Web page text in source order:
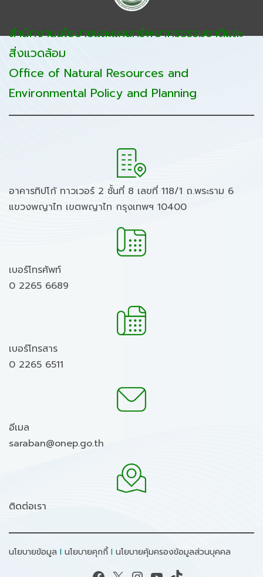
สำนักงานนโยบายและแผนทรัพยากรธรรมชาติและ
สิ่งแวดล้อม
Office of Natural Resources and
Environmental Policy and Planning
อาคารทิปโก้ ทาวเวอร์ 2 ชั้นที่ 8 เลขที่ 118/1 ถ.พระราม 6
แขวงพญาไท เขตพญาไท กรุงเทพฯ 10400
เบอร์โทรศัพท์
0 2265 6689
เบอร์โทรสาร
0 2265 6511
อีเมล
saraban@onep.go.th
ติดต่อเรา
นโยบายข้อมูล I นโยบายคุกกี้ I นโยบายคุ้มครองข้อมูลส่วนบุคคล